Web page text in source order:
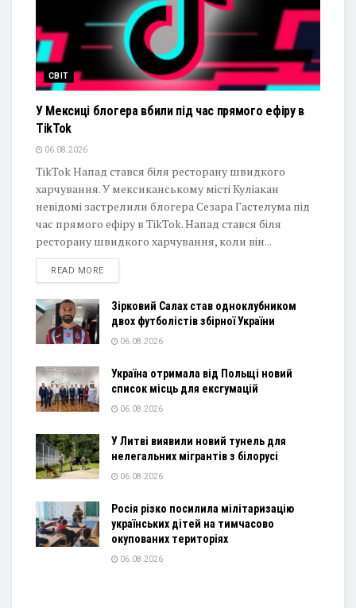
СВІТ
У Мексиці блогера вбили під час прямого ефіру в
TikTok
06.08.2026
TikTok Напад стався біля ресторану швидкого
харчування. У мексиканському місті Куліакан
невідомі застрелили блогера Сезара Гастелума під
час прямого ефіру в TikTok. Напад стався біля
ресторану швидкого харчування, коли він...
READ MOREDETAILS
Зірковий Салах став одноклубником
двох футболістів збірної України
06.08.2026
Україна отримала від Польщі новий
список місць для ексгумацій
06.08.2026
У Литві виявили новий тунель для
нелегальних мігрантів з білорусі
06.08.2026
Росія різко посилила мілітаризацію
українських дітей на тимчасово
окупованих територіях
06.08.2026